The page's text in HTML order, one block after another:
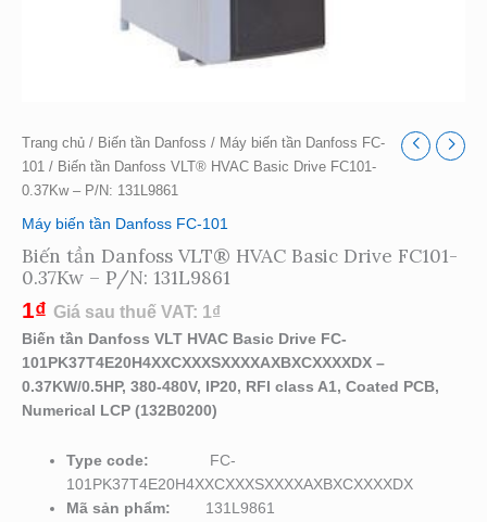
Trang chủ / Biến tần Danfoss / Máy biến tần Danfoss FC-
101 / Biến tần Danfoss VLT® HVAC Basic Drive FC101-
0.37Kw – P/N: 131L9861
Máy biến tần Danfoss FC-101
Biến tần Danfoss VLT® HVAC Basic Drive FC101-
0.37Kw – P/N: 131L9861
1₫ Giá sau thuế VAT: 1₫
Biến tần Danfoss VLT HVAC Basic Drive FC-
101PK37T4E20H4XXCXXXSXXXXAXBXCXXXXDX –
0.37KW/0.5HP, 380-480V, IP20, RFI class A1, Coated PCB,
Numerical LCP (132B0200)
Type code:
FC-
101PK37T4E20H4XXCXXXSXXXXAXBXCXXXXDX
Mã sản phẩm: 131L9861